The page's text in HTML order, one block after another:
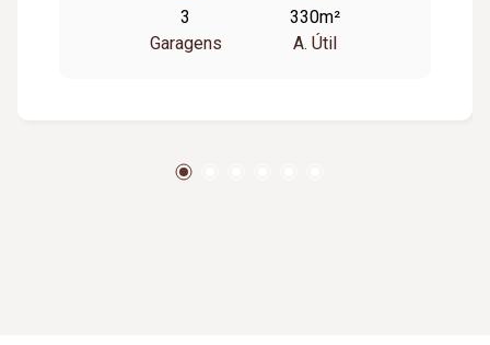
3
Garagens
330m²
A. Útil